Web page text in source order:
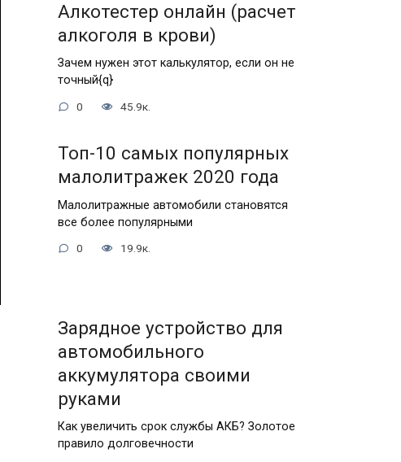
Алкотестер онлайн (расчет
алкоголя в крови)
Зачем нужен этот калькулятор, если он не
точный{q}
0 45.9к.
Топ-10 самых популярных
малолитражек 2020 года
Малолитражные автомобили становятся
все более популярными
0 19.9к.
Зарядное устройство для
автомобильного
аккумулятора своими
руками
Как увеличить срок службы АКБ? Золотое
правило долговечности